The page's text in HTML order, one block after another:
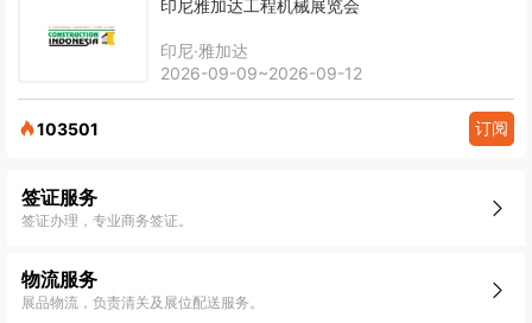
印尼雅加达工程机械展览会
印尼·雅加达
2026-09-09~2026-09-12
103501 订阅
签证服务
签证办理，专业商务签证。
物流服务
展品物流，负责清关及展位配送服务。